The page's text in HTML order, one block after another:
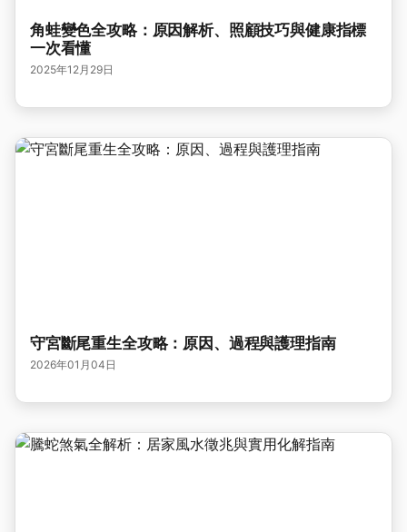
角蛙變色全攻略：原因解析、照顧技巧與健康指標
一次看懂
2025年12月29日
守宮斷尾重生全攻略：原因、過程與護理指南
2026年01月04日